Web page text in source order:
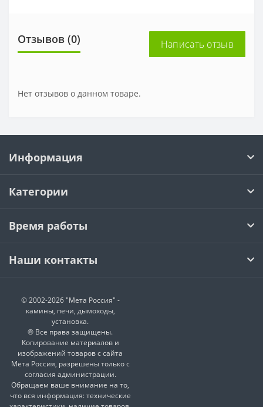
Отзывов (0) Написать отзыв
Нет отзывов о данном товаре.
Информация
Категории
Время работы
Наши контакты
© 2002-2026 "Мета Россия" -
камины, печи, дымоходы,
установка.
® Все права защищены.
Копирование материалов и
изображений товаров с сайта
Мета Россия, разрешены только с
согласия администрации.
Обращаем ваше внимание на то,
что вся информация: технические